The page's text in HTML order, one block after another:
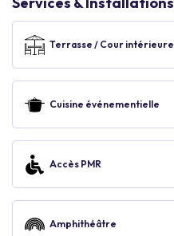
Terrasse / Cour intérieure
Cuisine événementielle
Accès PMR
Amphithéâtre